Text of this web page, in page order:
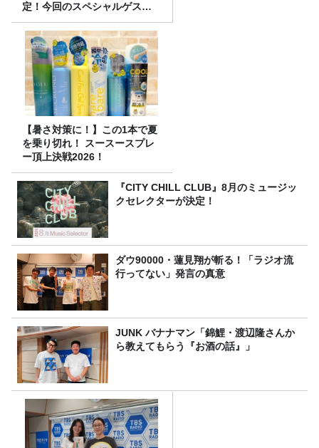
定！今回のスペシャルゲスト
は、タカアンドトシ！
【暑さ対策に！】この1本で夏
を乗り切れ！ スースースプレ
ー頂上決戦2026！
『CITY CHILL CLUB』8月のミュージッ
クセレクターが決定！
ダウ90000・蓮見翔が斬る！「ラジオ流
行ってない」発言の真意
JUNK バナナマン「錦鯉・渡辺隆さんか
ら教えてもらう『お酒の話』」